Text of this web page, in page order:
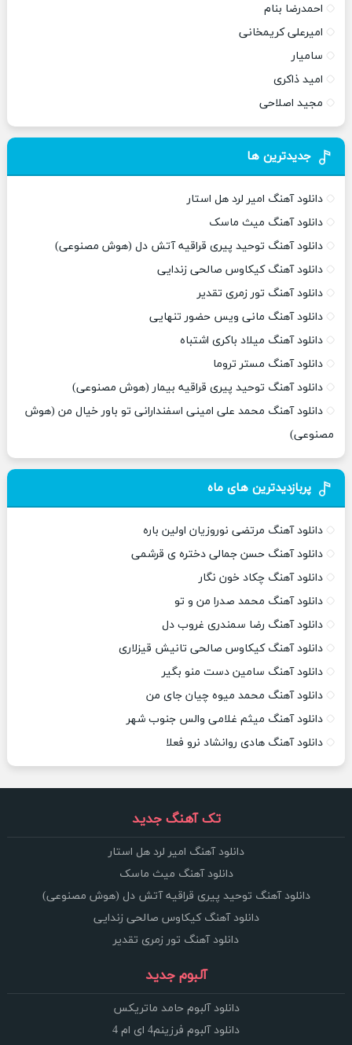
احمدرضا بنام
امیرعلی کریمخانی
سامیار
امید ذاکری
مجید اصلاحی
جدیدترین ها
دانلود آهنگ امیر لرد هل استار
دانلود آهنگ میث ماسک
دانلود آهنگ توحید پیری قراقیه آتش دل (هوش مصنوعی)
دانلود آهنگ کیکاوس صالحی زندایی
دانلود آهنگ تور زمری تقدیر
دانلود آهنگ مانی ویس حضور تنهایی
دانلود آهنگ میلاد باکری اشتباه
دانلود آهنگ مستر تروما
دانلود آهنگ توحید پیری قراقیه بیمار (هوش مصنوعی)
دانلود آهنگ محمد علی امینی اسفندارانی تو باور خیال من (هوش
مصنوعی)
پربازدیدترین های ماه
دانلود آهنگ مرتضی نوروزیان اولین باره
دانلود آهنگ حسن جمالی دختره ی قرشمی
دانلود آهنگ چکاد خون نگار
دانلود آهنگ محمد صدرا من و تو
دانلود آهنگ رضا سمندری غروب دل
دانلود آهنگ کیکاوس صالحی تانیش قیزلاری
دانلود آهنگ سامین دست منو بگیر
دانلود آهنگ محمد میوه چیان جای من
دانلود آهنگ میثم غلامی والس جنوب شهر
دانلود آهنگ هادی روانشاد نرو فعلا
تک آهنگ جدید
دانلود آهنگ امیر لرد هل استار
دانلود آهنگ میث ماسک
دانلود آهنگ توحید پیری قراقیه آتش دل (هوش مصنوعی)
دانلود آهنگ کیکاوس صالحی زندایی
دانلود آهنگ تور زمری تقدیر
آلبوم جدید
دانلود آلبوم حامد ماتریکس
دانلود آلبوم فرزینم4 ای ام 4